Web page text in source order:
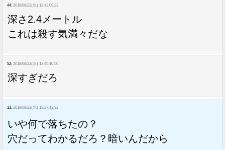
44: 2018/08/22(水) 13:42:09.23
深さ2.4メートル
これは殺す気満々だな
52: 2018/08/22(水) 13:45:10.50
深すぎだろ
11: 2018/08/22(水) 13:27:13.92
いや何で落ちたの？
穴だってわかるだろ？暗いんだから